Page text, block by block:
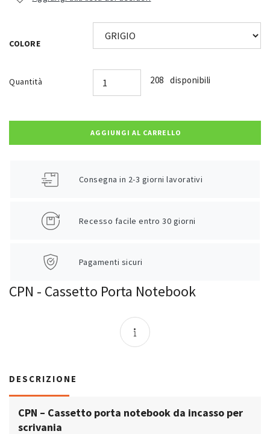
COLORE
Quantità 208 disponibili
AGGIUNGI AL CARRELLO
Consegna in 2-3 giorni lavorativi
Recesso facile entro 30 giorni
Pagamenti sicuri
CPN - Cassetto Porta Notebook
DESCRIZIONE
CPN – Cassetto porta notebook da incasso per
scrivania